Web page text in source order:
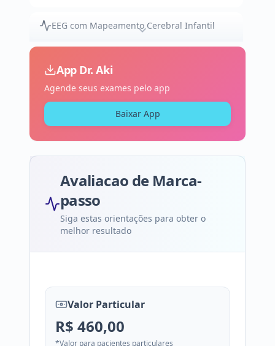
EEG com Mapeamento Cerebral Infantil
Eletroneuromiografia de dois membros
Eletroneuromiografia de quatro membros
Holter 24 Horas
MAPA 24 Horas
Terapia Alimentar
Ultrassonografia de abdome total
App Dr. Aki
Agende seus exames pelo app
Baixar App
Avaliacao de Marca-
passo
Siga estas orientações para obter o
melhor resultado
Valor Particular
R$ 460,00
*Valor para pacientes particulares